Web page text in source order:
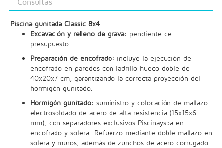
Consultas
Piscina gunitada Classic 8x4
Excavación y relleno de grava: pendiente de
presupuesto.
Preparación de encofrado: incluye la ejecución de
encofrado en paredes con ladrillo hueco doble de
40x20x7 cm, garantizando la correcta proyección del
hormigón gunitado.
Hormigón gunitado: suministro y colocación de mallazo
electrosoldado de acero de alta resistencia (15x15x6
mm), con separadores exclusivos Piscinayspa en
encofrado y solera. Refuerzo mediante doble mallazo en
solera y muros, además de zunchos de acero corrugado.